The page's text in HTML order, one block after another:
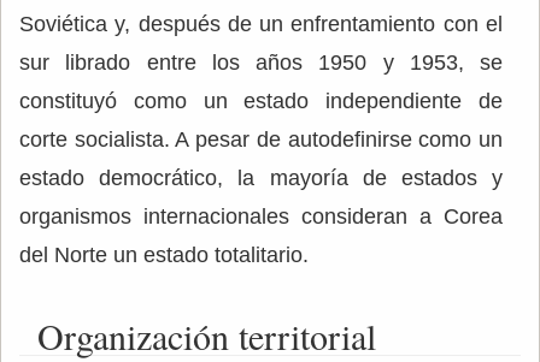
Soviética y, después de un enfrentamiento con el
sur librado entre los años 1950 y 1953, se
constituyó como un estado independiente de
corte socialista. A pesar de autodefinirse como un
estado democrático, la mayoría de estados y
organismos internacionales consideran a Corea
del Norte un estado totalitario.
Organización territorial